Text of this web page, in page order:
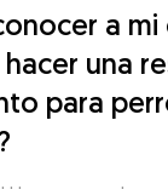
a
una
para